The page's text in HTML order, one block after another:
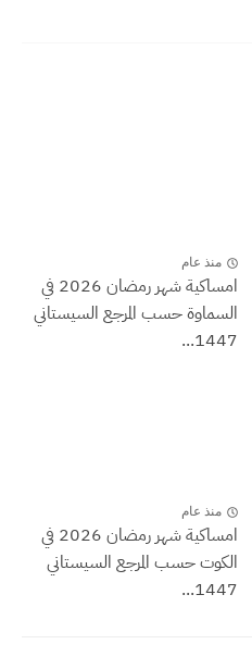
منذ عام
امساكية شهر رمضان 2026 في
السماوة حسب المرجع السيستاني
1447...
منذ عام
امساكية شهر رمضان 2026 في
الكوت حسب المرجع السيستاني
1447...